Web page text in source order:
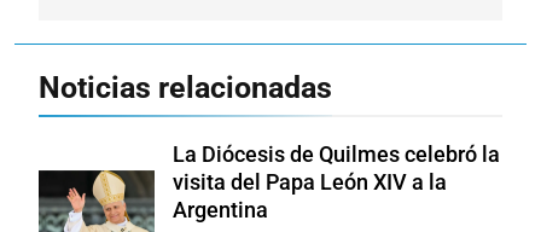
Noticias relacionadas
La Diócesis de Quilmes celebró la
visita del Papa León XIV a la
Argentina